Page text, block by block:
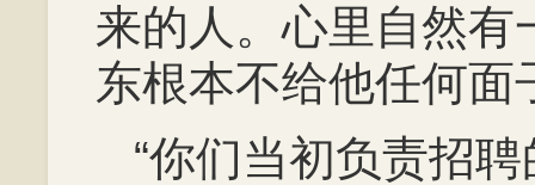
来的人。心里自然有
东根本不给他任何面
“你们当初负责招